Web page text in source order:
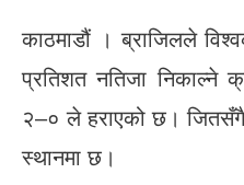
काठमाडौं । ब्राजिलले
प्रतिशत नतिजा निकाल्ने
२–० ले हराएको छ। जितसँगै
स्थानमा छ।